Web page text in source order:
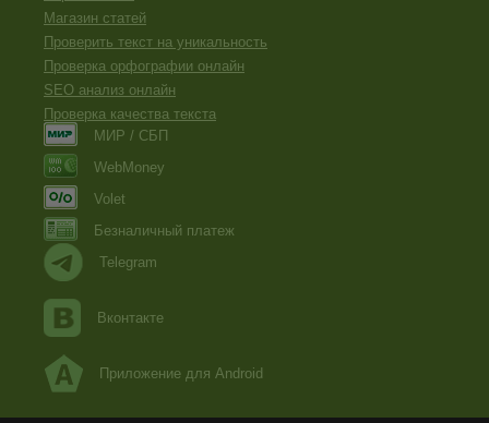
Магазин статей
Проверить текст на уникальность
Проверка орфографии онлайн
SEO анализ онлайн
Проверка качества текста
МИР / СБП
WebMoney
Volet
Безналичный платеж
Telegram
Вконтакте
Приложение для Android